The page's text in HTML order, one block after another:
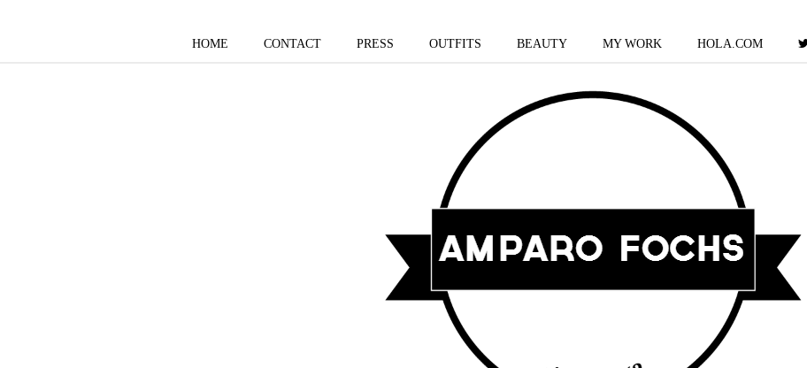
HOME CONTACT PRESS OUTFITS BEAUTY MY WORK HOLA.COM